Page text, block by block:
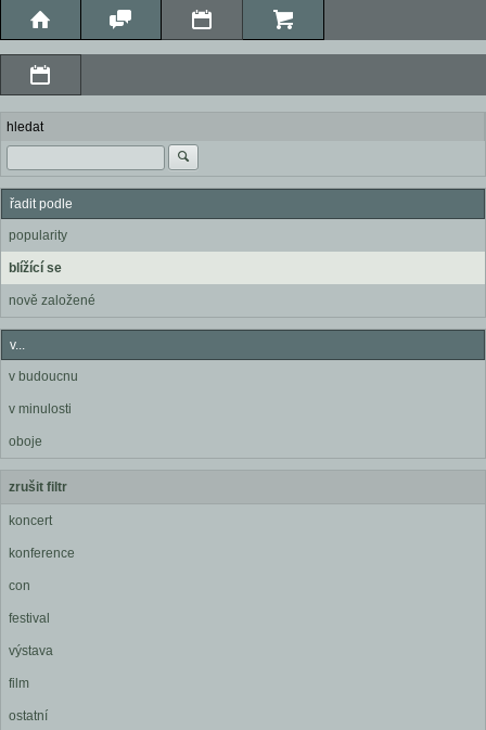
hledat
řadit podle
popularity
blížící se
nově založené
v...
v budoucnu
v minulosti
oboje
zrušit filtr
koncert
konference
con
festival
výstava
film
ostatní